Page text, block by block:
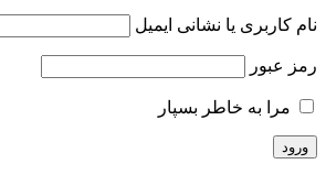
نام کاربری یا نشانی ایمیل
رمز عبور
مرا به خاطر بسپار